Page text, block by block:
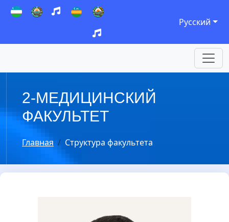
Русский
2-МЕДИЦИНСКИЙ
ФАКУЛЬТЕТ
Главная Структура факультета